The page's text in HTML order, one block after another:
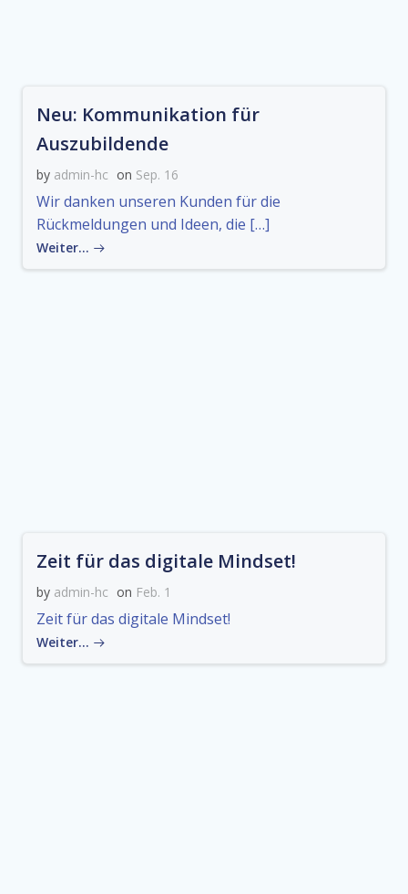
Neu: Kommunikation für
Auszubildende
by admin-hc on Sep. 16
Wir danken unseren Kunden für die
Rückmeldungen und Ideen, die […]
Weiter…
Zeit für das digitale Mindset!
by admin-hc on Feb. 1
Zeit für das digitale Mindset!
Weiter…